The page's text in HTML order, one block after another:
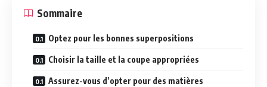
Sommaire
Optez pour les bonnes superpositions
Choisir la taille et la coupe appropriées
Assurez-vous d’opter pour des matières